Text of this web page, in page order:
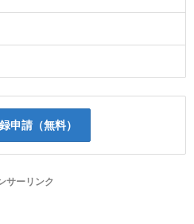
申請（無料）
サーリンク